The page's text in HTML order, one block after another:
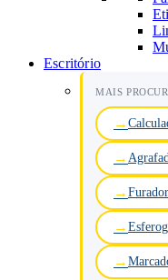
Escritório
MAIS